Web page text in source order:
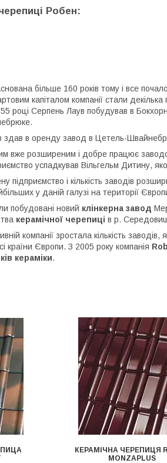
Робен:
більше 160 років тому і все
капіталом компанії стали декілька
році Серпень Лаув побудував в
здав в оренду завод в Цетель-
вже розширеним і добре працює
успадкував Вільгельм Дитину,
підприємство і кількість заводів
у даній галузі на території
побудовані новий клінкерна завод
керамічної черепиці в р.
компанії зростала кількість заводів,
країни Європи. З 2005 року компанія
кераміки.
КЕРАМІЧНА ЧЕРЕПИЦЯ
MONZAPLUS